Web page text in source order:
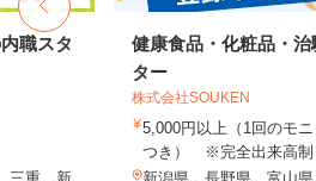
職スタ
健康食品・化粧品・治
ター
株式会社SOUKEN
5,000円以上（1回のモ
つき） ※完全出来高制